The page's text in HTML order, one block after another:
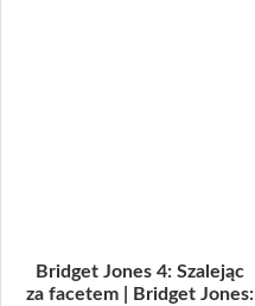
Bridget Jones 4: Szalejąc
za facetem | Bridget Jones: